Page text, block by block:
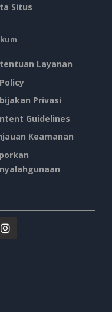
Situs
Layanan
Privasi
Guidelines
Keamanan